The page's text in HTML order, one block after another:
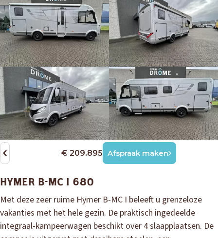
€ 209.895 Afspraak maken
HYMER B-MC I 680
Met deze zeer ruime Hymer B-MC I beleeft u grenzeloze
vakanties met het hele gezin. De praktisch ingedeelde
integraal-kampeerwagen beschikt over 4 slaapplaatsen. De